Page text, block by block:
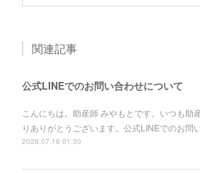
関連記事
公式LINEでのお問い合わせについて
こんにちは。助産師 みやもとです。いつも助
りありがとうございます。公式LINEでのお問
2026.07.16 01:30